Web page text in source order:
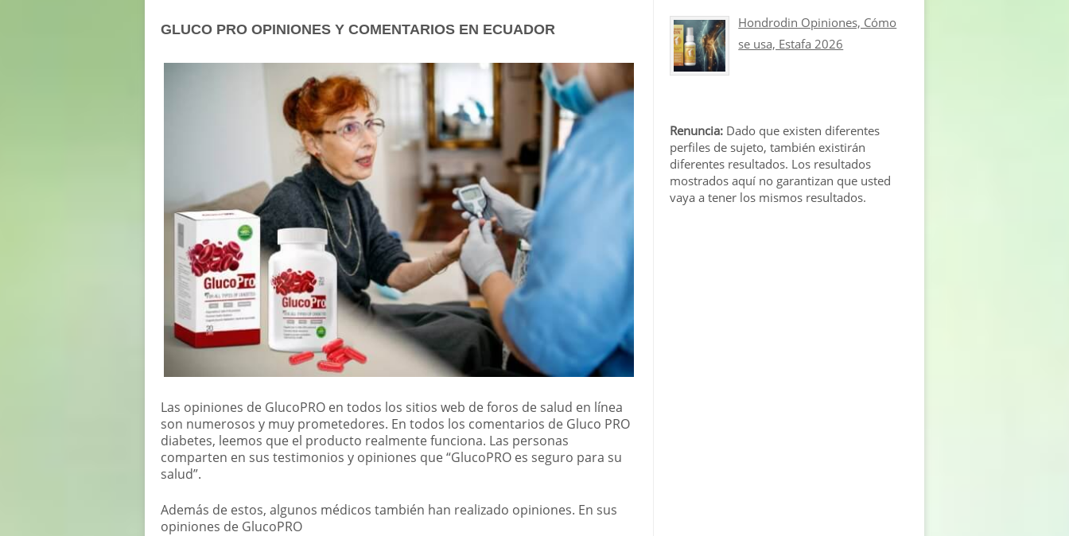
GLUCO PRO OPINIONES Y COMENTARIOS EN ECUADOR
Las opiniones de GlucoPRO en todos los sitios web de foros de salud en línea
son numerosos y muy prometedores. En todos los comentarios de Gluco PRO
diabetes, leemos que el producto realmente funciona. Las personas
comparten en sus testimonios y opiniones que “GlucoPRO es seguro para su
salud”.
Además de estos, algunos médicos también han realizado opiniones. En sus
opiniones de GlucoPRO
Hondrodin Opiniones, Cómo
se usa, Estafa 2026
Renuncia: Dado que existen diferentes
perfiles de sujeto, también existirán
diferentes resultados. Los resultados
mostrados aquí no garantizan que usted
vaya a tener los mismos resultados.